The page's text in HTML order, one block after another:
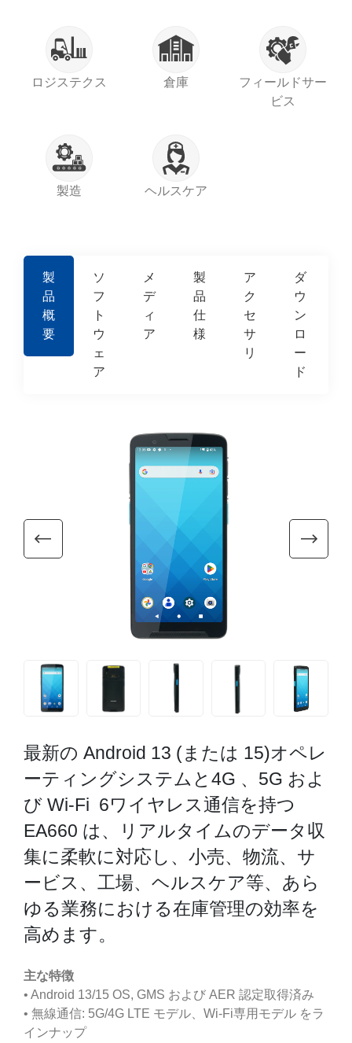
ロジステクス 倉庫
フィールドサー
ビス
製造 ヘルスケア
製
品
概
要
ソ
フ
ト
ウ
ェ
ア
メ
デ
ィ
ア
製
品
仕
様
ア
ク
セ
サ
リ
ダ
ウ
ン
ロ
ー
ド
最新の Android 13 (または 15)オペレ
ーティングシステムと4G 、5G およ
び Wi-Fi 6ワイヤレス通信を持つ
EA660 は、リアルタイムのデータ収
集に柔軟に対応し、小売、物流、サ
ービス、工場、ヘルスケア等、あら
ゆる業務における在庫管理の効率を
高めます。
主な特徴
• Android 13/15 OS, GMS および AER 認定取得済み
• 無線通信: 5G/4G LTE モデル、Wi-Fi専用モデル をラ
インナップ